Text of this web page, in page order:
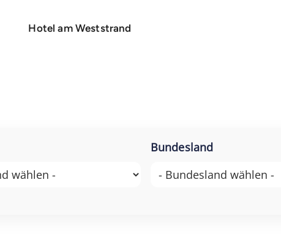
Hotel am Weststrand
Bundesland